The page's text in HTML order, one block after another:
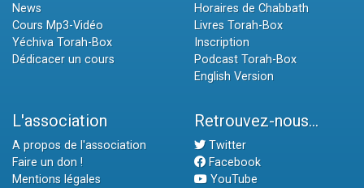
News
Cours Mp3-Vidéo
Yéchiva Torah-Box
Dédicacer un cours
Horaires de Chabbath
Livres Torah-Box
Inscription
Podcast Torah-Box
English Version
L'association
A propos de l'association
Faire un don !
Mentions légales
Retrouvez-nous...
Twitter
Facebook
YouTube